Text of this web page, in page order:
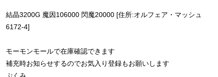
結晶3200G 魔因106000 閃魔20000 [住所:オルフェア・マッシュ
6172-4]
モーモンモールで在庫確認できます
補充時お知らせするのでお気入り登録もお願いします